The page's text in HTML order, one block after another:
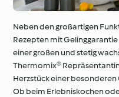
Neben den großartigen
Rezepten mit
einer großen und stetig
Thermomix®
Herzstück einer besonderen
Ob beim Erlebniskochen